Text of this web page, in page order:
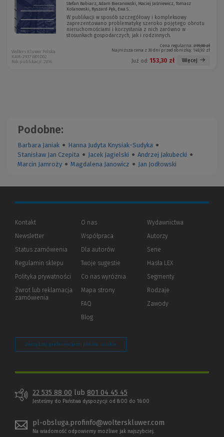
Stefan Babiarz, Adam Bieranowski, Maciej Jaśniewicz, Tomasz
Kolanowski, Ryszard Pęk, Ewa S...
W publikacji w sposób szczegółowy i kompleksowy
zaprezentowano problematykę szeroko pojętego obrotu
nieruchomościami i korzystania z nich zarówno w
stosunkach gospodarczych, jak i rodzinnych.
Cena regularna: 219,00 zł
Najniższa cena z 30 dni przed obniżką: 148,92 zł
Już od: 153,30 zł Więcej
Wolters Kluwer Polska
KAM-2937 W01D02
Rok publikacji: 2016
Podobne:
Barbara Janiak ● Hanna Judyta Knysiak-Sudyka ●
Stanisław Jan Czepita ● Jacek Jagielski ● Andrzej Jakubecki ●
Marcin Jamroży ● Magdalena Janowicz ● Jan Jodłowski
Kontakt
Newsletter
Status zamówienia
Regulamin sklepu
Polityka prywatności (Nowe
(Link
innej
Zwrot lub reklamacja
zamówienia
O nas
Współpraca
Dla autorów(Nowe
(Link
innej
strony)
Twoje sugestie
Co nas wyróżnia
Mapa strony
FAQ
Blog
Wydawnictwa
Autorzy
Serie
Hasła LEX
Segmenty
Rodzaje
Zawody
Zarządzaj preferencjami plików cookie
22 535 88 00 lub 801 04 45 45
Jesteśmy do Państwa dyspozycji od 8:00 do 16:00
pl-obsluga.profinfo@wolterskluwer.com
Na wiadomość odpowiemy możliwe jak najszybciej.